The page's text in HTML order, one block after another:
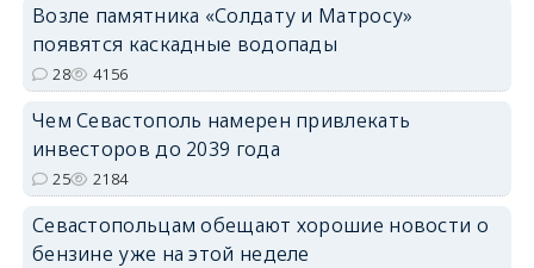
Возле памятника «Солдату и Матросу»
появятся каскадные водопады
28 4156
Чем Севастополь намерен привлекать
инвесторов до 2039 года
25 2184
Севастопольцам обещают хорошие новости о
бензине уже на этой неделе